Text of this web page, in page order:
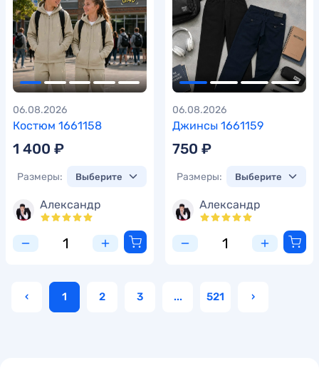
Костюм 1661158
06.08.2026
1 400 ₽
Размеры:
Александр
Джинсы 1661159
06.08.2026
750 ₽
Размеры:
Александр
‹ 1 2 3 ... 521 ›